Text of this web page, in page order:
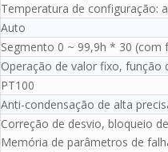
Temperatura de configuração:
Auto
Segmento 0 ~ 99,9h * 30 (com
Operação de valor fixo,
PT100
Anti-condensação de alta
Correção de desvio, bloqueio
Memória de parâmetros de